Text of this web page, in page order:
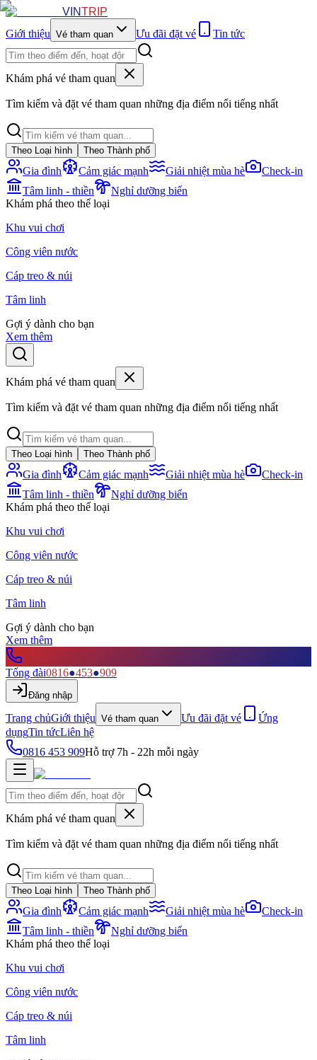
VINTRIP
Giới thiệu Vé tham quan Ưu đãi đặt vé Tin tức
Khám phá vé tham quan
Tìm kiếm và đặt vé tham quan những địa điểm nổi tiếng nhất
Theo Loại hình Theo Thành phố
Gia đình Cảm giác mạnh Giải nhiệt mùa hè
Check-in
Tâm linh - thiền
Nghỉ dưỡng biển
Khám phá theo thể loại
Khu vui chơi
Công viên nước
Cáp treo & núi
Tâm linh
Gợi ý dành cho bạn
Xem thêm
Khám phá vé tham quan
Tìm kiếm và đặt vé tham quan những địa điểm nổi tiếng nhất
Theo Loại hình Theo Thành phố
Gia đình Cảm giác mạnh Giải nhiệt mùa hè
Check-in
Tâm linh - thiền
Nghỉ dưỡng biển
Khám phá theo thể loại
Khu vui chơi
Công viên nước
Cáp treo & núi
Tâm linh
Gợi ý dành cho bạn
Xem thêm
Tổng đài0816●453●909
Đăng nhập
Trang chủGiới thiệu Vé tham quan Ưu đãi đặt vé
Ứng
dụngTin tứcLiên hệ
0816 453 909Hỗ trợ 7h - 22h mỗi ngày
Khám phá vé tham quan
Tìm kiếm và đặt vé tham quan những địa điểm nổi tiếng nhất
Theo Loại hình Theo Thành phố
Gia đình Cảm giác mạnh Giải nhiệt mùa hè
Check-in
Tâm linh - thiền
Nghỉ dưỡng biển
Khám phá theo thể loại
Khu vui chơi
Công viên nước
Cáp treo & núi
Tâm linh